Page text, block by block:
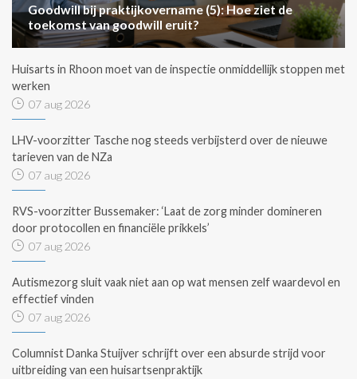
Goodwill bij praktijkovername (5): Hoe ziet de
toekomst van goodwill eruit?
Huisarts in Rhoon moet van de inspectie onmiddellijk stoppen met
werken
07 aug 2026
LHV-voorzitter Tasche nog steeds verbijsterd over de nieuwe
tarieven van de NZa
07 aug 2026
RVS-voorzitter Bussemaker: ‘Laat de zorg minder domineren
door protocollen en financiële prikkels’
07 aug 2026
Autismezorg sluit vaak niet aan op wat mensen zelf waardevol en
effectief vinden
07 aug 2026
Columnist Danka Stuijver schrijft over een absurde strijd voor
uitbreiding van een huisartsenpraktijk